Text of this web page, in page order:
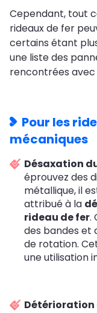
Cependant, tout
rideaux de fer
certains étant
une liste des
rencontrées avec
Pour les
mécaniques
Désaxation
éprouvez des
métallique, il
attribué à la
rideau de fer.
des bandes et
de rotation.
une utilisation
Détérioration